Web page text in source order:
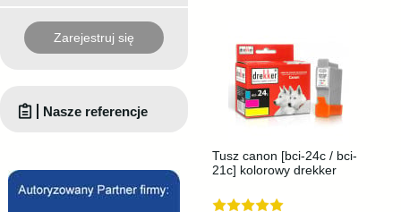
Tusz canon [bci-24c / bci-
21c] kolorowy drekker
Zarejestruj się
Nasze referencje